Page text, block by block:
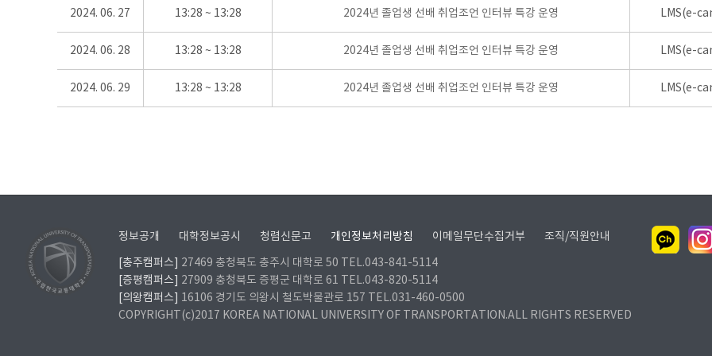
2024. 06. 27 13:28 ~ 13:28 2024년 졸업생 선배 취업조언 인터뷰 특강 운영 LMS(e-
2024. 06. 28 13:28 ~ 13:28 2024년 졸업생 선배 취업조언 인터뷰 특강 운영 LMS(e-
2024. 06. 29 13:28 ~ 13:28 2024년 졸업생 선배 취업조언 인터뷰 특강 운영 LMS(e-
정보공개 대학정보공시 청렴신문고 개인정보처리방침 이메일무단수집거부 조직/직원안내
[충주캠퍼스]
27469 충청북도 충주시 대학로 50 TEL.043-841-5114
[증평캠퍼스]
27909 충청북도 증평군 대학로 61 TEL.043-820-5114
[의왕캠퍼스]
16106 경기도 의왕시 철도박물관로 157 TEL.031-460-0500
COPYRIGHT(c)2017 KOREA NATIONAL UNIVERSITY OF TRANSPORTATION.ALL RIGHTS RESERVED